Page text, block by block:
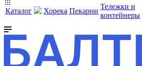
Каталог Хорека Пекарни
Тележки и
контейнеры